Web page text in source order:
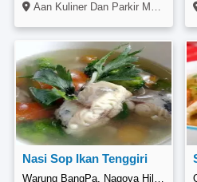
Aan Kuliner Dan Parkir Motor, Jl. Guru Mughni, Setiabudi, Jakarta
Nasi Sop Ikan Tenggiri
Warung BangPa, Nagoya Hill Mall